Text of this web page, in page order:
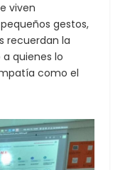
viven
gestos,
recuerdan la
quienes lo
como el